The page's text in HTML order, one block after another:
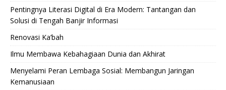
Pentingnya Literasi Digital di Era Modern: Tantangan dan
Solusi di Tengah Banjir Informasi
Renovasi Ka’bah
Ilmu Membawa Kebahagiaan Dunia dan Akhirat
Menyelami Peran Lembaga Sosial: Membangun Jaringan
Kemanusiaan